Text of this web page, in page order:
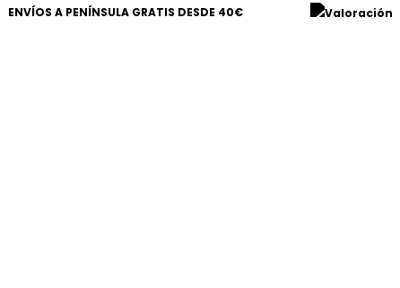
ENVÍOS A PENÍNSULA GRATIS DESDE 40€